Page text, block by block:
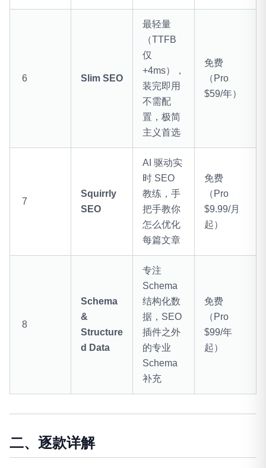
6 Slim SEO
最轻量
（TTFB
仅
+4ms），
装完即用
不需配
置，极简
主义首选
免费
（Pro
$59/年）
7
Squirrly
SEO
AI 驱动实
时 SEO
教练，手
把手教你
怎么优化
每篇文章
免费
（Pro
$9.99/月
起）
8
Schema
&
Structure
d Data
专注
Schema
结构化数
据，SEO
插件之外
的专业
Schema
补充
免费
（Pro
$99/年
起）
二、逐款详解